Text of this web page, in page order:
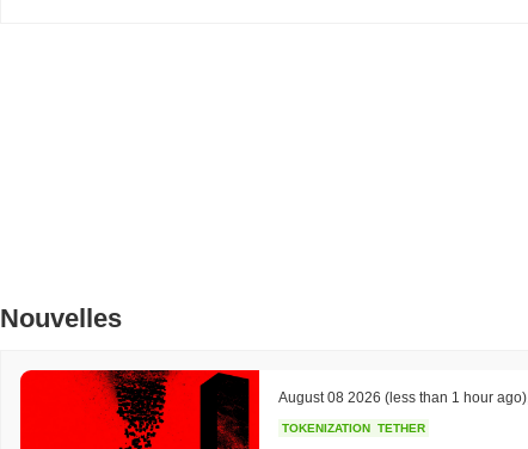
Nouvelles
August 08 2026 (less than 1 hour ago)
TOKENIZATION TETHER